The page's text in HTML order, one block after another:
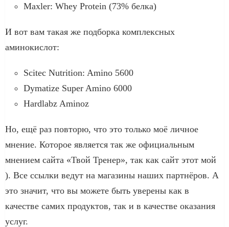
Maxler: Whey Protein (73% белка)
И вот вам такая же подборка комплексных
аминокислот:
Scitec Nutrition: Amino 5600
Dymatize Super Amino 6000
Hardlabz Aminoz
Но, ещё раз повторю, что это только моё личное
мнение. Которое является так же официальным
мнением сайта «Твой Тренер», так как сайт этот мой
). Все ссылки ведут на магазины наших партнёров. А
это значит, что вы можете быть уверены как в
качестве самих продуктов, так и в качестве оказания
услуг.